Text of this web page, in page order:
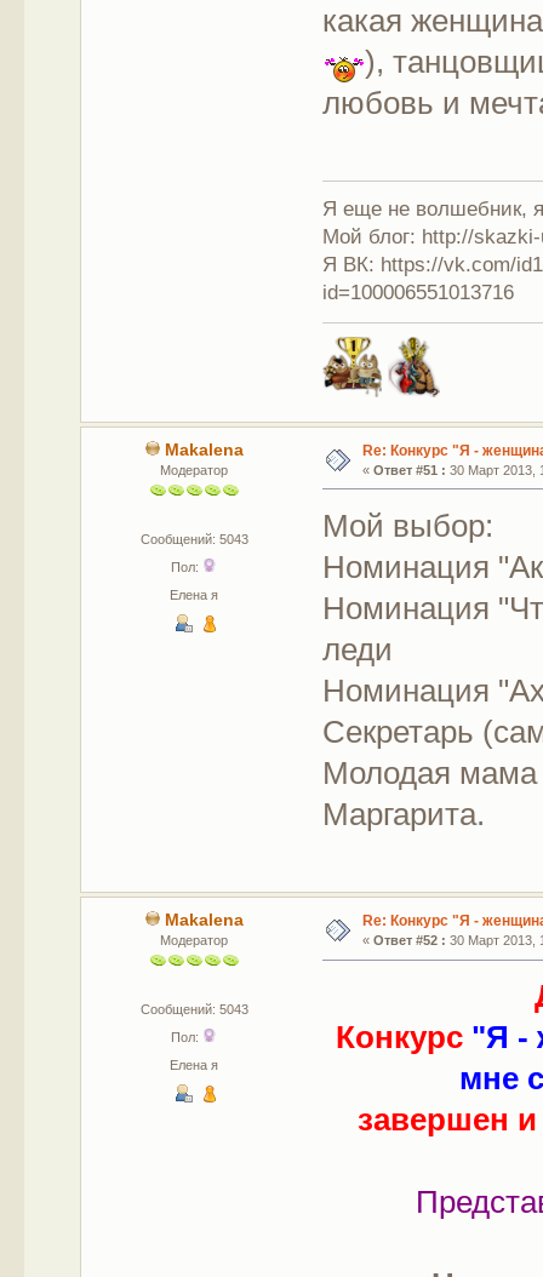
какая
),
любовь и
Я еще не волшебник,
Мой блог: http://
Я ВК: https://vk.com/
id=100006551013716
Makalena
Модератор
Сообщений: 5043
Пол:
Елена я
Re: Конкурс "Я -
« Ответ #51 : 30 Март 2013,
Мой выбор:
Номинация
Номинация
леди
Номинация
Секретарь
Молодая
Маргарита.
Makalena
Модератор
Сообщений: 5043
Пол:
Елена я
Re: Конкурс "Я -
« Ответ #52 : 30 Март 2013,
Конкурс "Я -
мне
завершен